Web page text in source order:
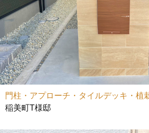
門柱・アプローチ・タイルデッキ・植
稲美町T様邸